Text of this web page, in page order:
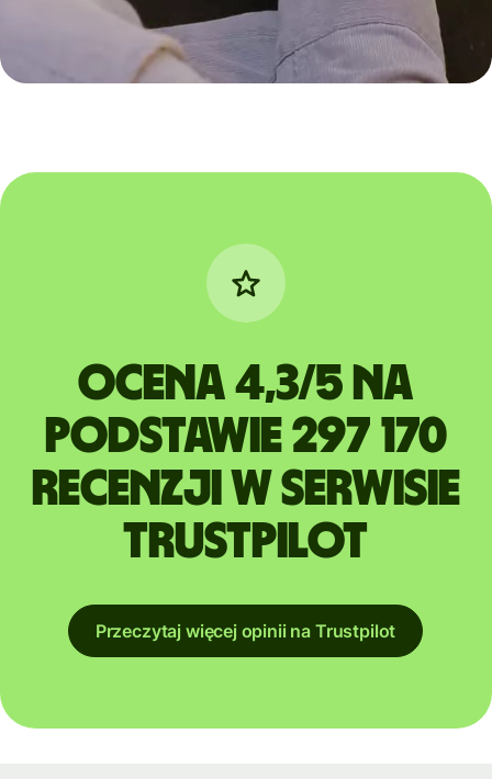
Ocena 4,3/5 na
podstawie 297 170
recenzji w serwisie
Trustpilot
Przeczytaj więcej opinii na Trustpilot